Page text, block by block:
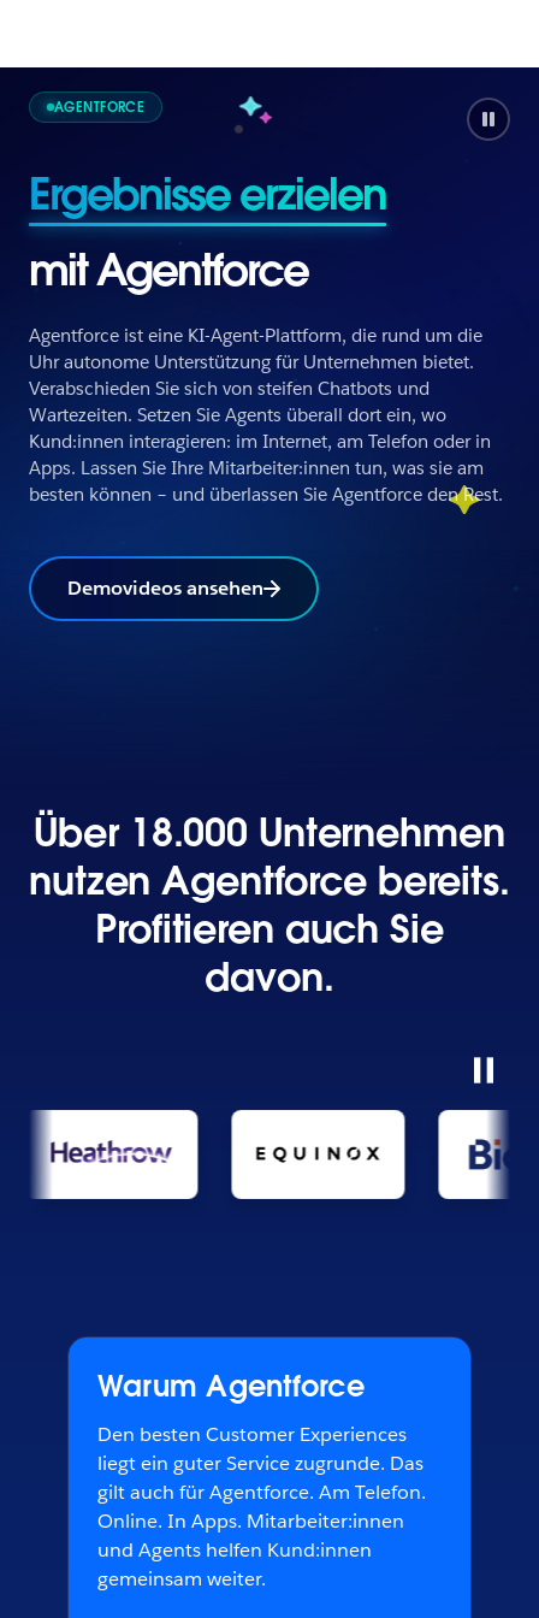
Ergebnisse erzielen
AGENTFORCE
Ergebnisse erzielen
mit Agentforce
Agentforce ist eine KI-Agent-Plattform, die rund um die
Uhr autonome Unterstützung für Unternehmen bietet.
Verabschieden Sie sich von steifen Chatbots und
Wartezeiten. Setzen Sie Agents überall dort ein, wo
Kund:innen interagieren: im Internet, am Telefon oder in
Apps. Lassen Sie Ihre Mitarbeiter:innen tun, was sie am
besten können – und überlassen Sie Agentforce den Rest.
Demovideos ansehen
Über 18.000 Unternehmen
nutzen Agentforce bereits.
Profitieren auch Sie
davon.
Warum Agentforce
Den besten Customer Experiences
liegt ein guter Service zugrunde. Das
gilt auch für Agentforce. Am Telefon.
Online. In Apps. Mitarbeiter:innen
und Agents helfen Kund:innen
gemeinsam weiter.